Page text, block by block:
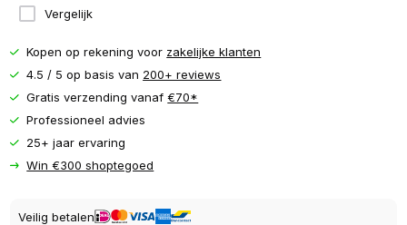
Vergelijk
Kopen op rekening voor zakelijke klanten
4.5 / 5 op basis van 200+ reviews
Gratis verzending vanaf€70*
Professioneel advies
25+ jaar ervaring
Win €300 shoptegoed
Veilig betalen